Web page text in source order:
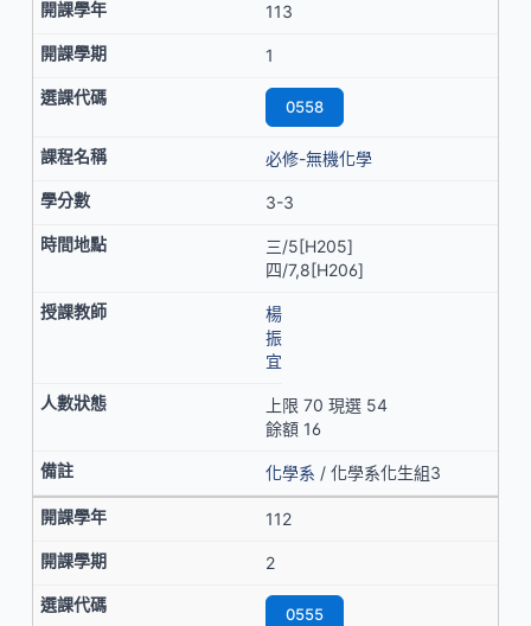
113
1
0558
必修-無機化學
3-3
三/5[H205]
四/7,8[H206]
楊
振
宜
上限 70 現選 54
餘額 16
化學系 / 化學系化生組3
112
2
0555